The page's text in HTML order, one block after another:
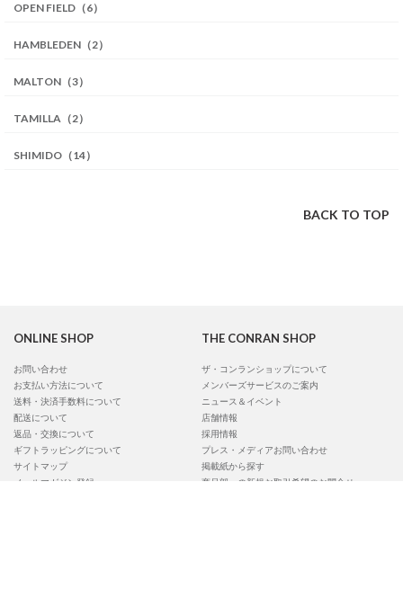
OPEN FIELD（6）
HAMBLEDEN（2）
MALTON（3）
TAMILLA（2）
SHIMIDO（14）
BACK TO TOP
ONLINE SHOP
お問い合わせ
お支払い方法について
送料・決済手数料について
配送について
返品・交換について
ギフトラッピングについて
サイトマップ
メールマガジン登録
THE CONRAN SHOP
ザ・コンランショップについて
メンバーズサービスのご案内
ニュース＆イベント
店舗情報
採用情報
プレス・メディアお問い合わせ
掲載紙から探す
商品部への新規お取引希望のお問合せ